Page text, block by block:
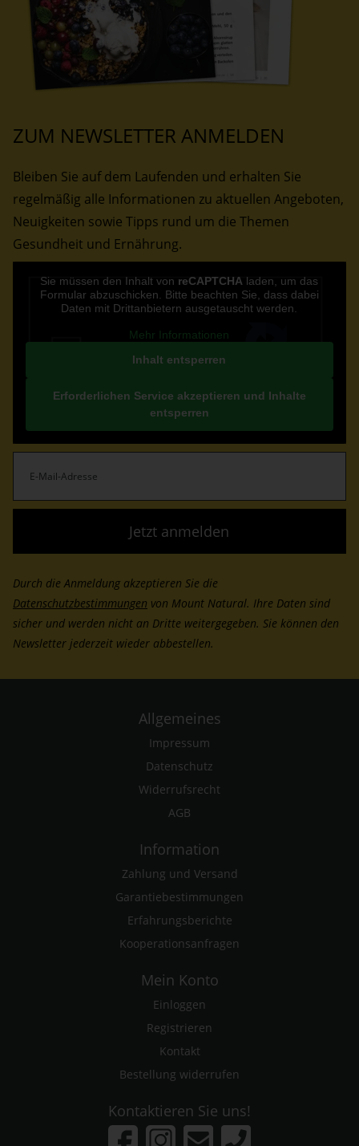
ZUM NEWSLETTER ANMELDEN
Bleiben Sie auf dem Laufenden und erhalten Sie
regelmäßig alle Informationen zu aktuellen Angeboten,
Neuigkeiten sowie Tipps rund um die Themen
Gesundheit und Ernährung.
Sie müssen den Inhalt von reCAPTCHA laden, um das
Formular abzuschicken. Bitte beachten Sie, dass dabei
Daten mit Drittanbietern ausgetauscht werden.
Mehr Informationen
Inhalt entsperren
Erforderlichen Service akzeptieren und Inhalte
entsperren
Mail-
Adresse(erforderlich)
Durch die Anmeldung akzeptieren Sie die
Datenschutzbestimmungen von Mount Natural. Ihre Daten sind
sicher und werden nicht an Dritte weitergegeben. Sie können den
Newsletter jederzeit wieder abbestellen.
Allgemeines
Impressum
Datenschutz
Widerrufsrecht
AGB
Information
Zahlung und Versand
Garantiebestimmungen
Erfahrungsberichte
Kooperationsanfragen
Mein Konto
Einloggen
Registrieren
Kontakt
Bestellung widerrufen
Kontaktieren Sie uns!